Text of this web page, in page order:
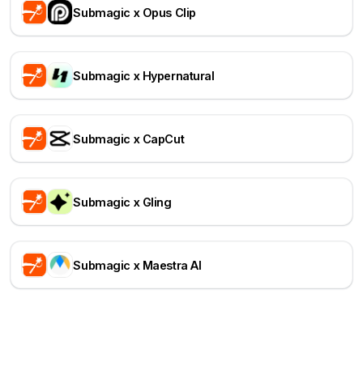
Submagic x Opus Clip
Submagic x Hypernatural
Submagic x CapCut
Submagic x Gling
Submagic x Maestra AI